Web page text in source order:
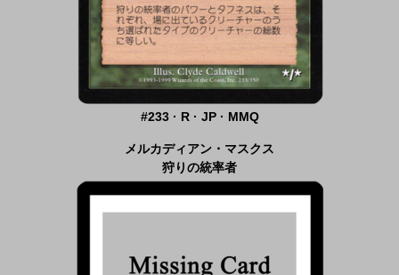
#233 · R · JP · MMQ
メルカディアン・マスクス
狩りの統率者